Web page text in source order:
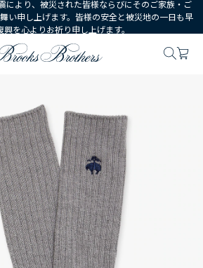
により、被災された皆様ならびにそのご家族・ご
い申し上げます。皆様の安全と被災地の一日も早
興を心よりお祈り申し上げます。
ズ・アクセサリー ソックス GF コットン